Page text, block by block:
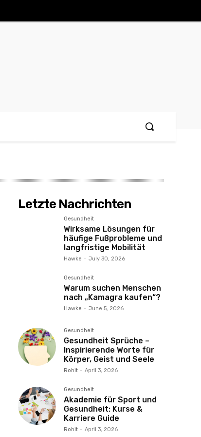
Letzte Nachrichten
Gesundheit
Wirksame Lösungen für
häufige Fußprobleme und
langfristige Mobilität
Hawke - July 30, 2026
Gesundheit
Warum suchen Menschen
nach „Kamagra kaufen“?
Hawke - June 5, 2026
Gesundheit
Gesundheit Sprüche –
Inspirierende Worte für
Körper, Geist und Seele
Rohit - April 3, 2026
Gesundheit
Akademie für Sport und
Gesundheit: Kurse &
Karriere Guide
Rohit - April 3, 2026